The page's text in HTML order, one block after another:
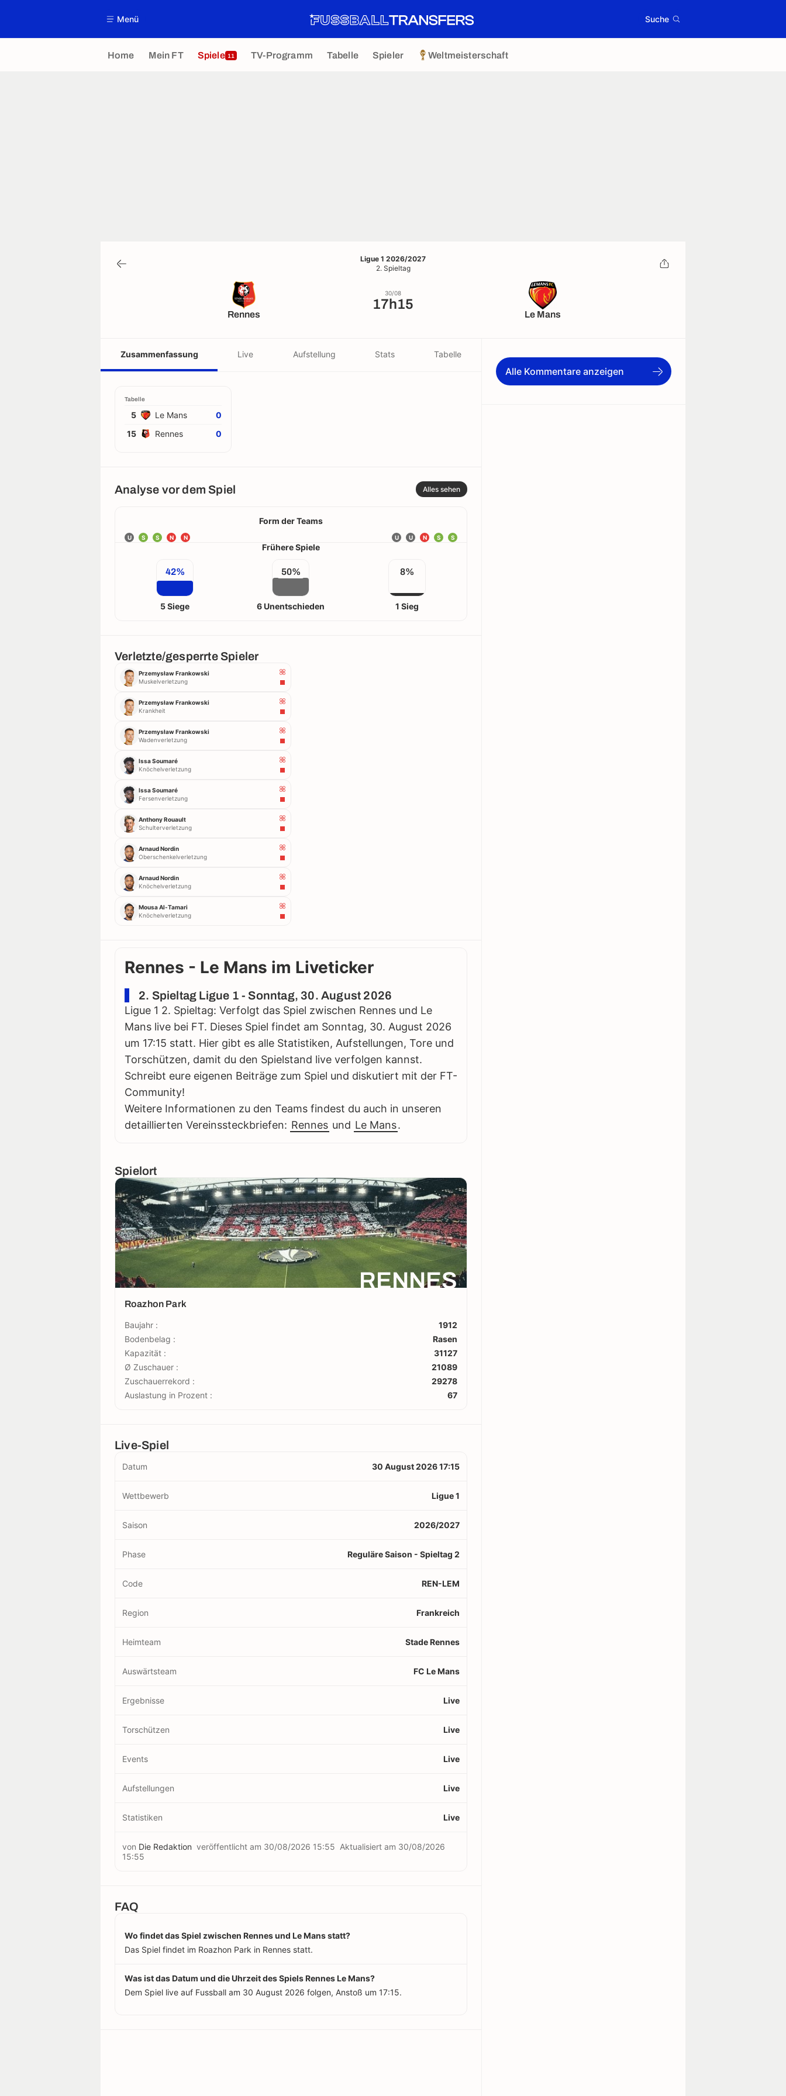
Menü Suche
Home Mein FT Spiele 11 TV-Programm Tabelle Spieler Weltmeisterschaft
Ligue 1 2026/2027
2. Spieltag
Rennes
30/08
17h15
Le Mans
Zusammenfassung Live Aufstellung Stats Tabelle
Tabelle
5 Le Mans
0
15
Rennes 0
Analyse vor dem Spiel Alles sehen
Form der Teams
U S S N N S
S
N
U
U
Frühere Spiele
42%
5 Siege
50%
6 Unentschieden
8%
1 Sieg
Verletzte/gesperrte Spieler
Przemysław Frankowski
Muskelverletzung
Przemysław Frankowski
Krankheit
Przemysław Frankowski
Wadenverletzung
Issa Soumaré
Knöchelverletzung
Issa Soumaré
Fersenverletzung
Anthony Rouault
Schulterverletzung
Arnaud Nordin
Oberschenkelverletzung
Arnaud Nordin
Knöchelverletzung
Mousa Al-Tamari
Knöchelverletzung
Rennes - Le Mans im Liveticker
2. Spieltag Ligue 1 - Sonntag, 30. August 2026
Ligue 1 2. Spieltag: Verfolgt das Spiel zwischen Rennes und Le
Mans live bei FT. Dieses Spiel findet am Sonntag, 30. August 2026
um 17:15 statt. Hier gibt es alle Statistiken, Aufstellungen, Tore und
Torschützen, damit du den Spielstand live verfolgen kannst.
Schreibt eure eigenen Beiträge zum Spiel und diskutiert mit der FT-
Community!
Weitere Informationen zu den Teams findest du auch in unseren
detaillierten Vereinssteckbriefen: Rennes und Le Mans.
Spielort
RENNES
Roazhon Park
Baujahr :
1912
Bodenbelag :
Rasen
Kapazität :
31127
Ø Zuschauer :
21089
Zuschauerrekord :
29278
Auslastung in Prozent :
67
Live-Spiel
Datum 30 August 2026 17:15
Wettbewerb Ligue 1
Saison 2026/2027
Phase Reguläre Saison - Spieltag 2
Code REN-LEM
Region Frankreich
Heimteam Stade Rennes
Auswärtsteam FC Le Mans
Ergebnisse Live
Torschützen Live
Events Live
Aufstellungen Live
Statistiken Live
von Die Redaktion veröffentlicht am 30/08/2026 15:55 Aktualisiert am 30/08/2026
15:55
FAQ
Wo findet das Spiel zwischen Rennes und Le Mans statt?
Das Spiel findet im Roazhon Park in Rennes statt.
Was ist das Datum und die Uhrzeit des Spiels Rennes Le Mans?
Dem Spiel live auf Fussball am 30 August 2026 folgen, Anstoß um 17:15.
Alle Kommentare anzeigen